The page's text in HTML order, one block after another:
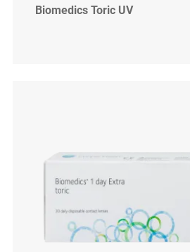
Biomedics Toric UV